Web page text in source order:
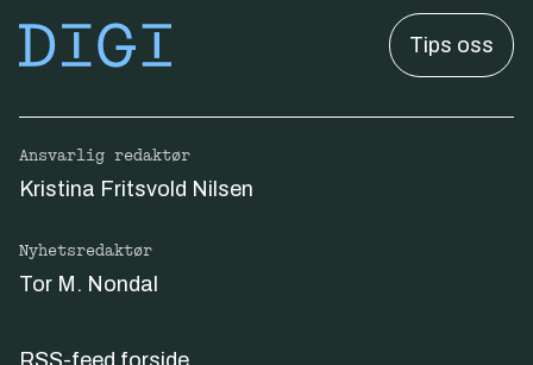
Tips oss
Ansvarlig redaktør
Kristina Fritsvold Nilsen
Nyhetsredaktør
Tor M. Nondal
RSS-feed forside